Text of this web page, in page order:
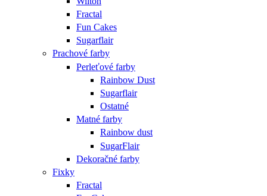
Fractal
Fun Cakes
Sugarflair
Prachové farby
Perleťové farby
Rainbow Dust
Sugarflair
Ostatné
Matné farby
Rainbow dust
SugarFlair
Dekoračné farby
Fixky
Fractal